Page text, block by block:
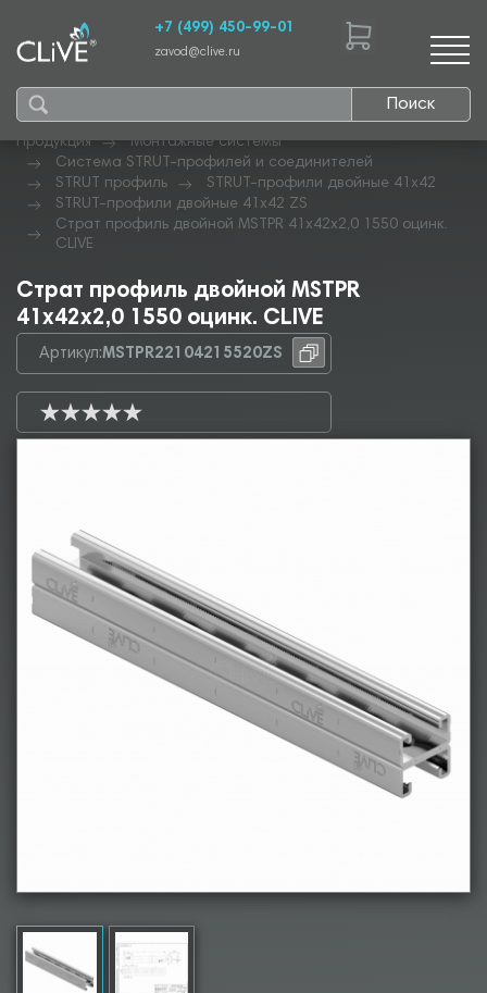
Поиск
+7 (499) 450-99-01
zavod@clive.ru
Продукция
Монтажные системы
Система STRUT-профилей и соединителей
STRUT профиль
STRUT-профили двойные 41х42
STRUT-профили двойные 41х42 ZS
Страт профиль двойной MSTPR 41х42х2,0 1550 оцинк.
CLIVE
Страт профиль двойной MSTPR
41х42х2,0 1550 оцинк. CLIVE
Артикул:MSTPR22104215520ZS